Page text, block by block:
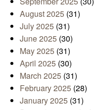
August 2025 (31)
July 2025 (31)
June 2025 (30)
May 2025 (31)
April 2025 (30)
March 2025 (31)
February 2025 (28)
January 2025 (31)